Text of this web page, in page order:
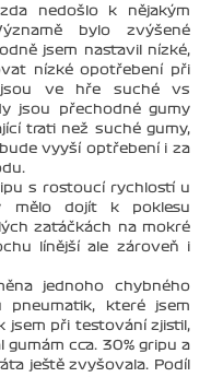
nedošlo k nějakým
bylo zvýšené
jsem nastavil nízké,
nízké opotřebení při
ve hře suché vs
jsou přechodné gumy
trati než suché gumy,
vyyší optřebení i za
s rostoucí rychlostí u
mělo dojít k poklesu
zatáčkách na mokré
línější ale zároveň i
jednoho chybného
pneumatik, které jsem
jsem při testování zjistil,
cca. 30% gripu a
ještě zvyšovala. Podíl